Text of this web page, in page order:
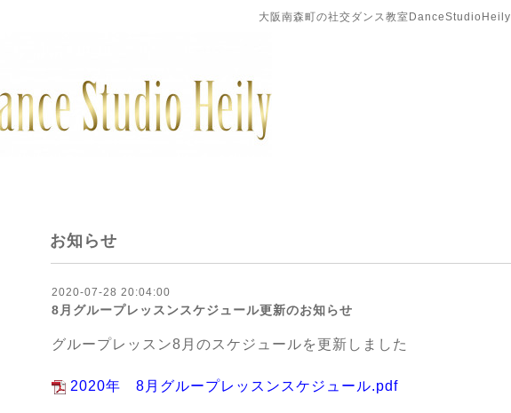
大阪南森町の社交ダンス教室DanceStudioHeily
お知らせ
2020-07-28 20:04:00
8月グループレッスンスケジュール更新のお知らせ
グループレッスン8月のスケジュールを更新しました
2020年 8月グループレッスンスケジュール.pdf